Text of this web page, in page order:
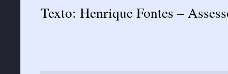
Texto: Henrique Fontes –